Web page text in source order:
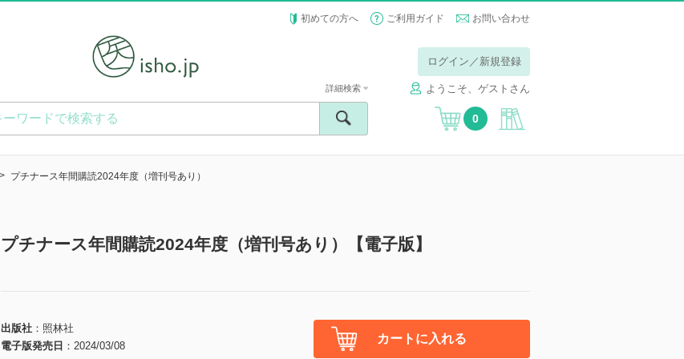
初めての方へ ご利用ガイド お問い合わせ
ログイン／新規登録
ようこそ、ゲストさん
詳細検索
0
プチナース年間購読2024年度（増刊号あり）
プチナース年間購読2024年度（増刊号あり）【電子版】
出版社
照林社
電子版発売日
2024/03/08
カートに入れる